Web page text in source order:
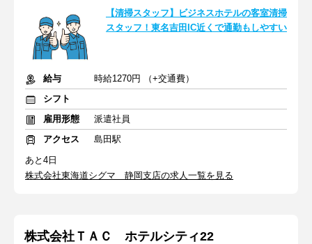
【清掃スタッフ】ビジネスホテルの客室清掃
スタッフ！東名吉田IC近くで通勤もしやすい
給与
時給1270円 （+交通費）
シフト
雇用形態
派遣社員
アクセス
島田駅
あと4日
株式会社東海道シグマ 静岡支店の求人一覧を見る
株式会社ＴＡＣ ホテルシティ22